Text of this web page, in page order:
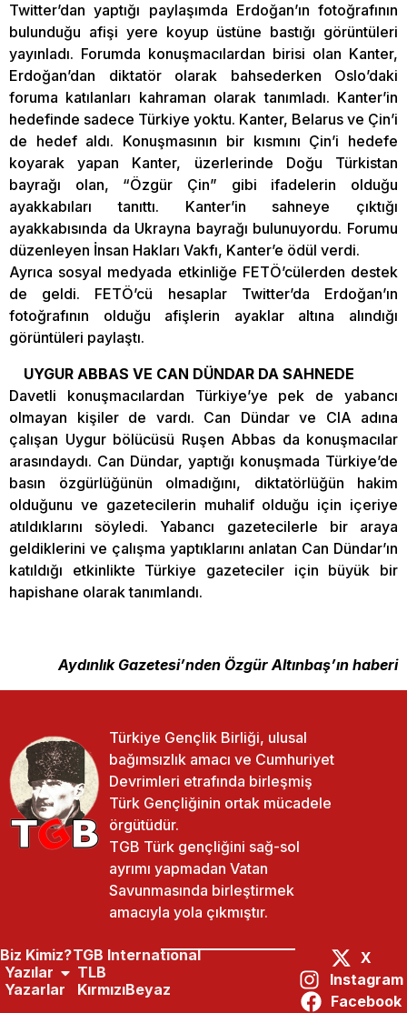
Twitter’dan yaptığı paylaşımda Erdoğan’ın fotoğrafının
bulunduğu afişi yere koyup üstüne bastığı görüntüleri
yayınladı. Forumda konuşmacılardan birisi olan Kanter,
Erdoğan’dan diktatör olarak bahsederken Oslo’daki
foruma katılanları kahraman olarak tanımladı. Kanter’in
hedefinde sadece Türkiye yoktu. Kanter, Belarus ve Çin’i
de hedef aldı. Konuşmasının bir kısmını Çin’i hedefe
koyarak yapan Kanter, üzerlerinde Doğu Türkistan
bayrağı olan, “Özgür Çin” gibi ifadelerin olduğu
ayakkabıları tanıttı. Kanter’in sahneye çıktığı
ayakkabısında da Ukrayna bayrağı bulunuyordu. Forumu
düzenleyen İnsan Hakları Vakfı, Kanter’e ödül verdi.
Ayrıca sosyal medyada etkinliğe FETÖ’cülerden destek
de geldi. FETÖ’cü hesaplar Twitter’da Erdoğan’ın
fotoğrafının olduğu afişlerin ayaklar altına alındığı
görüntüleri paylaştı.
UYGUR ABBAS VE CAN DÜNDAR DA SAHNEDE
Davetli konuşmacılardan Türkiye’ye pek de yabancı
olmayan kişiler de vardı. Can Dündar ve CIA adına
çalışan Uygur bölücüsü Ruşen Abbas da konuşmacılar
arasındaydı. Can Dündar, yaptığı konuşmada Türkiye’de
basın özgürlüğünün olmadığını, diktatörlüğün hakim
olduğunu ve gazetecilerin muhalif olduğu için içeriye
atıldıklarını söyledi. Yabancı gazetecilerle bir araya
geldiklerini ve çalışma yaptıklarını anlatan Can Dündar’ın
katıldığı etkinlikte Türkiye gazeteciler için büyük bir
hapishane olarak tanımlandı.
Aydınlık Gazetesi’nden Özgür Altınbaş’ın haberi
Paylaş:
Türkiye Gençlik Birliği, ulusal
bağımsızlık amacı ve Cumhuriyet
Devrimleri etrafında birleşmiş
Türk Gençliğinin ortak mücadele
örgütüdür.
TGB Türk gençliğini sağ-sol
ayrımı yapmadan Vatan
Savunmasında birleştirmek
amacıyla yola çıkmıştır.
Biz Kimiz?
Yazılar
Yazarlar
TGB International
TLB
KırmızıBeyaz
X
Instagram
Facebook